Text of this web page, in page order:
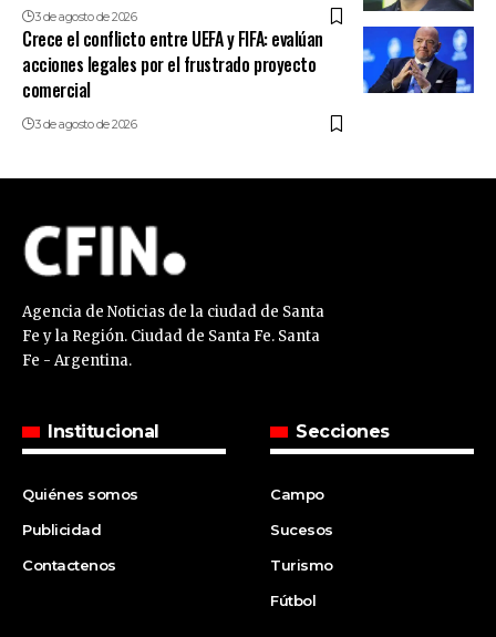
3 de agosto de 2026
Crece el conflicto entre UEFA y FIFA: evalúan
acciones legales por el frustrado proyecto
comercial
3 de agosto de 2026
Agencia de Noticias de la ciudad de Santa
Fe y la Región. Ciudad de Santa Fe. Santa
Fe - Argentina.
Institucional
Quiénes somos
Publicidad
Contactenos
Secciones
Campo
Sucesos
Turismo
Fútbol